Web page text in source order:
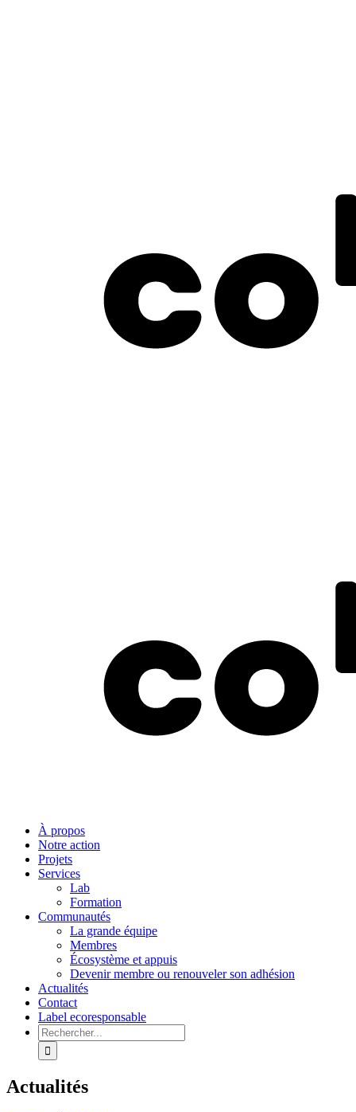
À propos
Notre action
Projets
Services
Lab
Formation
Communautés
La grande équipe
Membres
Écosystème et appuis
Devenir membre ou renouveler son adhésion
Actualités
Contact
Label ecoresponsable
Rechercher:
Actualités